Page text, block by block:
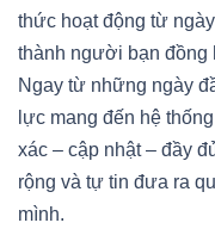
thức hoạt động từ
thành người bạn đồng
Ngay từ những ngày
lực mang đến hệ
xác – cập nhật – đầy
rộng và tự tin đưa ra
mình.